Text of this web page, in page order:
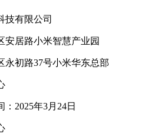
技有限公司
安居路小米智慧产业园
永初路37号小米华东总部
：2025年3月24日